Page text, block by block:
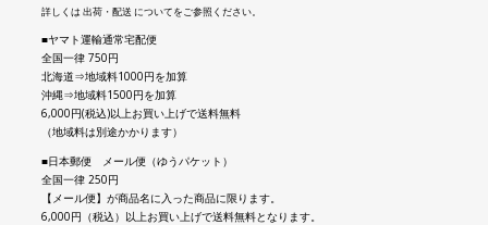
詳しくは 出荷・配送 についてをご参照ください。
■ヤマト運輸通常宅配便
全国一律 750円
北海道⇒地域料1000円を加算
沖縄⇒地域料1500円を加算
6,000円(税込)以上お買い上げで送料無料
（地域料は別途かかります）
■日本郵便 メール便（ゆうパケット）
全国一律 250円
【メール便】が商品名に入った商品に限ります。
6,000円（税込）以上お買い上げで送料無料となります。